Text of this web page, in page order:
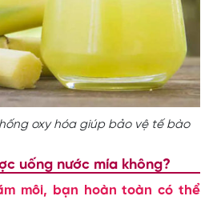
oxy hóa giúp bảo vệ tế bào
uống nước mía không?
môi, bạn hoàn toàn có thể